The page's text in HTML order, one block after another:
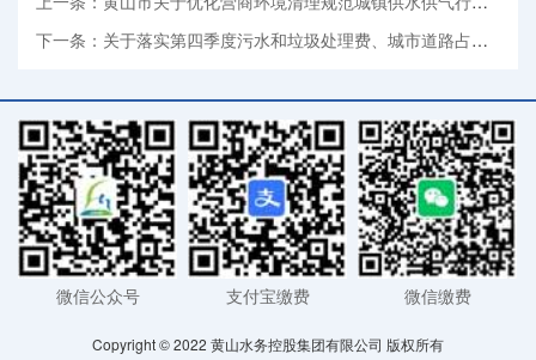
下一条：关于落实第四季度污水和垃圾处理费、城市道路占用挖掘修复费等缓缴政策有关事项通知）
微信公众号 支付宝缴费 微信缴费
Copyright © 2022 黄山水务控股集团有限公司 版权所有